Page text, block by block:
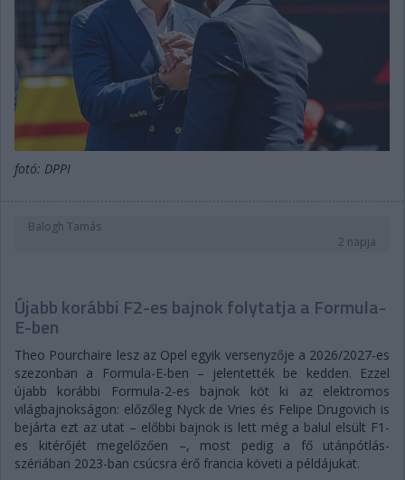
fotó: DPPI
Balogh Tamás
2 napja
Újabb korábbi F2-es bajnok folytatja a Formula-
E-ben
Theo Pourchaire lesz az Opel egyik versenyzője a 2026/2027-es
szezonban a Formula-E-ben – jelentették be kedden. Ezzel
újabb korábbi Formula-2-es bajnok köt ki az elektromos
világbajnokságon: előzőleg Nyck de Vries és Felipe Drugovich is
bejárta ezt az utat – előbbi bajnok is lett még a balul elsült F1-
es kitérőjét megelőzően –, most pedig a fő utánpótlás-
szériában 2023-ban csúcsra érő francia követi a példájukat.